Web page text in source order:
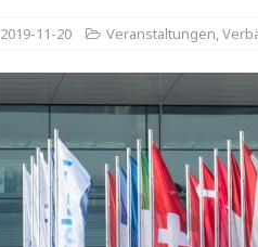
2019-11-20 Veranstaltungen,